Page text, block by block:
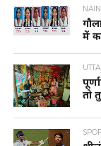
में
तो